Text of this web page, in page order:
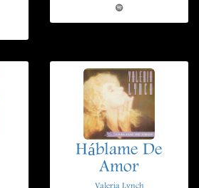
Háblame De
Amor
Valeria Lynch